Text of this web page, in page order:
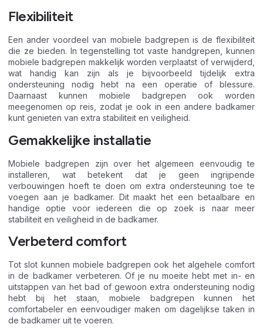
Flexibiliteit
Een ander voordeel van mobiele badgrepen is de flexibiliteit
die ze bieden. In tegenstelling tot vaste handgrepen, kunnen
mobiele badgrepen makkelijk worden verplaatst of verwijderd,
wat handig kan zijn als je bijvoorbeeld tijdelijk extra
ondersteuning nodig hebt na een operatie of blessure.
Daarnaast kunnen mobiele badgrepen ook worden
meegenomen op reis, zodat je ook in een andere badkamer
kunt genieten van extra stabiliteit en veiligheid.
Gemakkelijke installatie
Mobiele badgrepen zijn over het algemeen eenvoudig te
installeren, wat betekent dat je geen ingrijpende
verbouwingen hoeft te doen om extra ondersteuning toe te
voegen aan je badkamer. Dit maakt het een betaalbare en
handige optie voor iedereen die op zoek is naar meer
stabiliteit en veiligheid in de badkamer.
Verbeterd comfort
Tot slot kunnen mobiele badgrepen ook het algehele comfort
in de badkamer verbeteren. Of je nu moeite hebt met in- en
uitstappen van het bad of gewoon extra ondersteuning nodig
hebt bij het staan, mobiele badgrepen kunnen het
comfortabeler en eenvoudiger maken om dagelijkse taken in
de badkamer uit te voeren.